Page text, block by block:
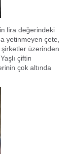
lira değerindeki
yetinmeyen çete,
şirketler üzerinden
çiftin
çok altında